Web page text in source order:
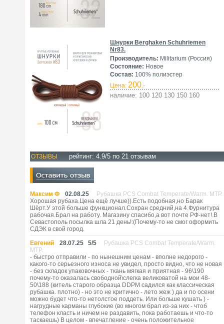
Шнурки Berghaken Schuhriemen
Nr83.
Производитель: Militarium (Россия)
Состояние: Новое
Состав: 100% полиэстер
Цена: 200.-
наличие: 100 120 130 150 160
ОТЗЫВЫ рейтинг: 4.9/5 по 21 отзывам
Максим Ф 02.08.25
Рубашка PCS Combat Temperate/Warm. MTP.
Хорошая рубаха.Цена ещё лучше)).Есть подобная,но Барак
Шёрт.У этой больше функционал.Сохран средний,на 4.Фурнитура
рабочая.Брал на работу. Магазину спасибо,а вот почте РФ-нет!.В
Севастополь посылка шла 21 день!:(Почему-то не смог оформить
СДЭК в свой город.
Евгений
28.07.25 5/5
Рубашка PCS Combat Temperate/Warm.
MTP.
- быстро отправили - по нынешним ценам - вполне недорого -
какого-то серьезного износа не увидел, просто видно, что не новая
- без складок упаковочных - ткань мягкая и приятная - 96\190
почему-то оказалась свободной\слегка великоватой на мои 48-
50\188 (китель старого образца DDPM садился как классическая
рубашка. плотно) - но это не критично - лето жеж ) да и по осени
можно будет что-то нетолстое поддеть. Или больше кушать ) -
нагрудные карманы глубокие (во многом брал из-за них - чтоб
телефон класть и ничем не раздавить, пока работаешь и что-то
таскаешь) В целом - впечатление - очень положительное